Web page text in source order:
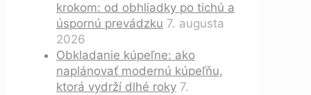
krokom: od obhliadky po tichú a
úspornú prevádzku 7. augusta
2026
Obkladanie kúpeľne: ako
naplánovať modernú kúpeľňu,
ktorá vydrží dlhé roky 7.